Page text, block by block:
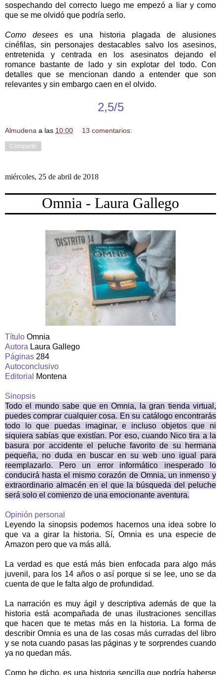
sospechando del correcto luego me empezó a liar y como
que se me olvidó que podría serlo.
Como desees es una historia plagada de alusiones
cinéfilas, sin personajes destacables salvo los asesinos,
entretenida y centrada en los asesinatos dejando el
romance bastante de lado y sin explotar del todo. Con
detalles que se mencionan dando a entender que son
relevantes y sin embargo caen en el olvido.
2,5/5
Almudena a las 10:00 13 comentarios:
Compartir
miércoles, 25 de abril de 2018
Omnia - Laura Gallego
Título Omnia
Autora Laura Gallego
Páginas 284
Autoconclusivo
Editorial
Montena
Sinopsis
Todo el mundo sabe que en Omnia, la gran tienda virtual,
puedes comprar cualquier cosa. En su catálogo encontrarás
todo lo que puedas imaginar, e incluso objetos que ni
siquiera sabías que existían. Por eso, cuando Nico tira a la
basura por accidente el peluche favorito de su hermana
pequeña, no duda en buscar en su web uno igual para
reemplazarlo. Pero un error informático inesperado lo
conducirá hasta el mismo corazón de Omnia, un inmenso y
extraordinario almacén en el que la búsqueda del peluche
será solo el comienzo de una emocionante aventura.
Opinión personal
Leyendo la sinopsis podemos hacernos una idea sobre lo
que va a girar la historia. Sí, Omnia es una especie de
Amazon pero que va más allá.
La verdad es que está más bien enfocada para algo más
juvenil, para los 14 años o así porque si se lee, uno se da
cuenta de que le falta algo de profundidad.
La narración es muy ágil y descriptiva además de que la
historia está acompañada de unas ilustraciones sencillas
que hacen que te metas más en la historia. La forma de
describir Omnia es una de las cosas más curradas del libro
y se nota cuando pasas las páginas y te sorprendes cuando
ya no quedan más.
Como he dicho, es una historia sencilla que podría haberse